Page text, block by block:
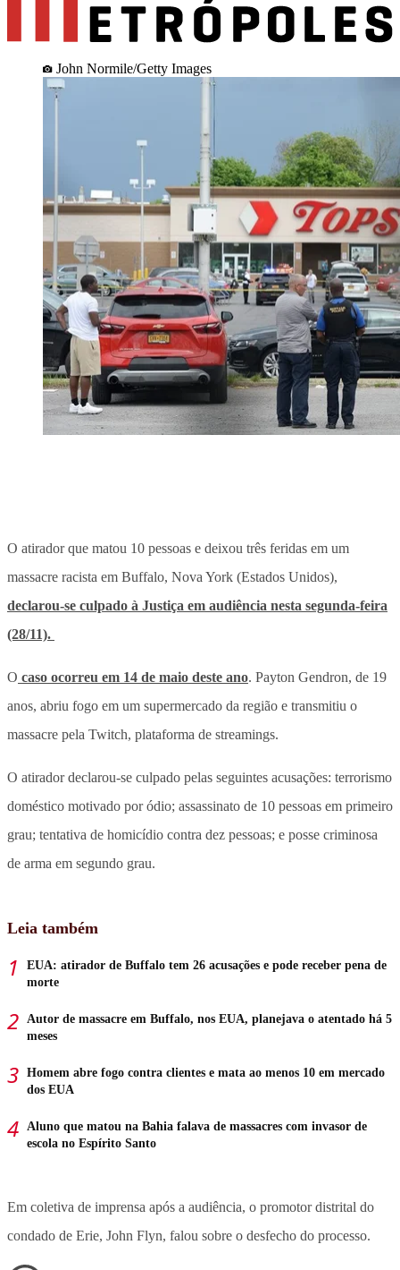
John Normile/Getty Images
O atirador que matou 10 pessoas e deixou três feridas em um
massacre racista em Buffalo, Nova York (Estados Unidos),
declarou-se culpado à Justiça em audiência nesta segunda-feira
(28/11).
O caso ocorreu em 14 de maio deste ano. Payton Gendron, de 19
anos, abriu fogo em um supermercado da região e transmitiu o
massacre pela Twitch, plataforma de streamings.
O atirador declarou-se culpado pelas seguintes acusações: terrorismo
doméstico motivado por ódio; assassinato de 10 pessoas em primeiro
grau; tentativa de homicídio contra dez pessoas; e posse criminosa
de arma em segundo grau.
Leia também
EUA: atirador de Buffalo tem 26 acusações e pode receber pena de
morte
Autor de massacre em Buffalo, nos EUA, planejava o atentado há 5
meses
Homem abre fogo contra clientes e mata ao menos 10 em mercado
dos EUA
Aluno que matou na Bahia falava de massacres com invasor de
escola no Espírito Santo
Em coletiva de imprensa após a audiência, o promotor distrital do
condado de Erie, John Flyn, falou sobre o desfecho do processo.